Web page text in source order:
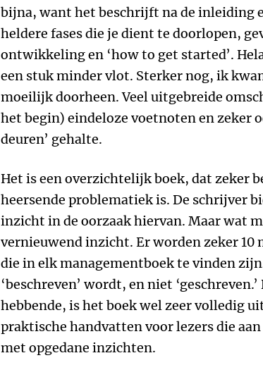
bijna, want het beschrijft na de inleiding
heldere fases die je dient te doorlopen,
ontwikkeling en ‘how to get started’.
een stuk minder vlot. Sterker nog, ik
moeilijk doorheen. Veel uitgebreide
het begin) eindeloze voetnoten en zeker
deuren’ gehalte.
Het is een overzichtelijk boek, dat zeker
heersende problematiek is. De schrijver
inzicht in de oorzaak hiervan. Maar wat
vernieuwend inzicht. Er worden zeker 10
die in elk managementboek te vinden
‘beschreven’ wordt, en niet
hebbende, is het boek wel zeer volledig
praktische handvatten voor lezers die
met opgedane inzichten.